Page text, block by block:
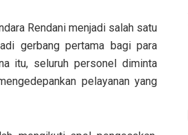
Rendani menjadi salah satu
gerbang pertama bagi para
itu, seluruh personel diminta
pelayanan yang